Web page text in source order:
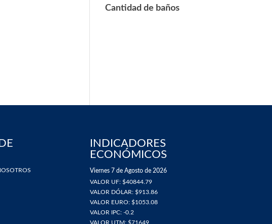
Cantidad de baños
INDICADORES
ECONÓMICOS
Viernes 7 de Agosto de 2026
VALOR UF: $40844.79
VALOR DÓLAR: $913.86
VALOR EURO: $1053.08
VALOR IPC: -0.2
VALOR UTM: $71649